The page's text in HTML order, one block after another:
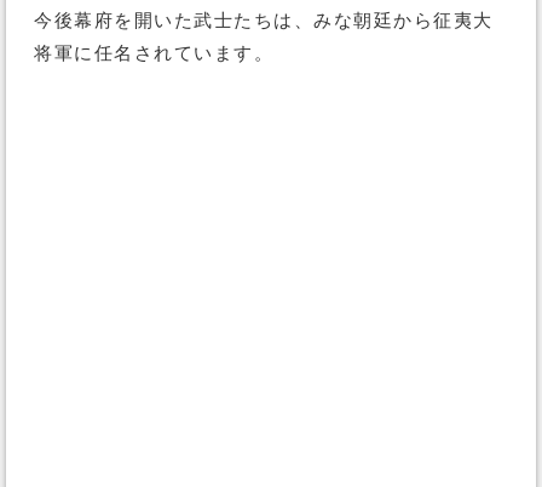
今後幕府を開いた武士たちは、みな朝廷から征夷大
将軍に任名されています。